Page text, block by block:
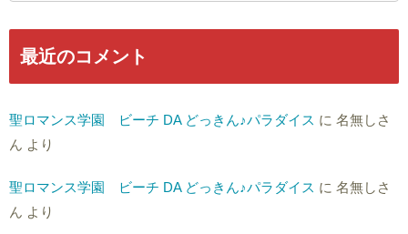
最近のコメント
聖ロマンス学園 ビーチ DA どっきん♪パラダイス に 名無しさ
ん より
聖ロマンス学園 ビーチ DA どっきん♪パラダイス に 名無しさ
ん より